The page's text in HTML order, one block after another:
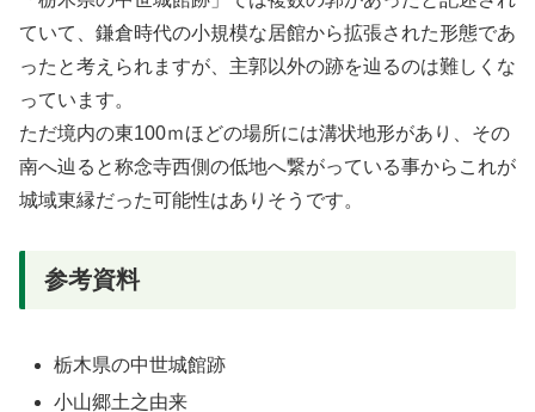
ていて、鎌倉時代の小規模な居館から拡張された形態であ
ったと考えられますが、主郭以外の跡を辿るのは難しくな
っています。
ただ境内の東100ｍほどの場所には溝状地形があり、その
南へ辿ると称念寺西側の低地へ繋がっている事からこれが
城域東縁だった可能性はありそうです。
参考資料
栃木県の中世城館跡
小山郷土之由来